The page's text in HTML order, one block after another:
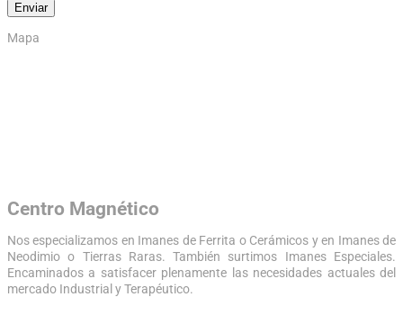
Mapa
Centro Magnético
Nos especializamos en Imanes de Ferrita o Cerámicos y en Imanes de
Neodimio o Tierras Raras. También surtimos Imanes Especiales.
Encaminados a satisfacer plenamente las necesidades actuales del
mercado Industrial y Terapéutico.